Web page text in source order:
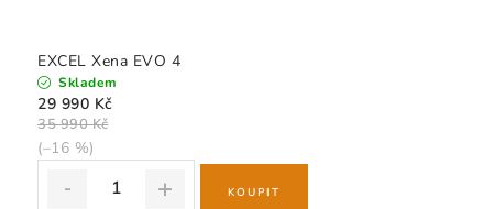
EXCEL Xena EVO 4
Skladem
29 990 Kč
35 990 Kč
(–16 %)